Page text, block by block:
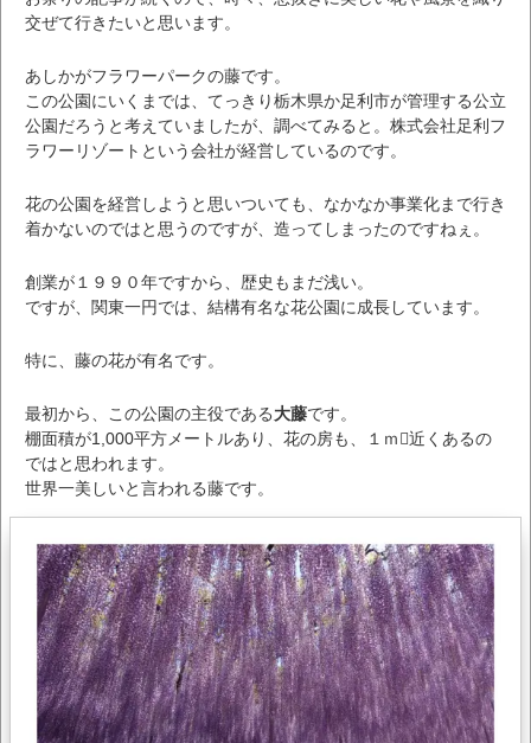
交ぜて行きたいと思います。
あしかがフラワーパークの藤です。
この公園にいくまでは、てっきり栃木県か足利市が管理する公立
公園だろうと考えていましたが、調べてみると。株式会社足利フ
ラワーリゾートという会社が経営しているのです。
花の公園を経営しようと思いついても、なかなか事業化まで行き
着かないのではと思うのですが、造ってしまったのですねぇ。
創業が１９９０年ですから、歴史もまだ浅い。
ですが、関東一円では、結構有名な花公園に成長しています。
特に、藤の花が有名です。
最初から、この公園の主役である大藤です。
棚面積が1,000平方メートルあり、花の房も、１ｍ近くあるの
ではと思われます。
世界一美しいと言われる藤です。